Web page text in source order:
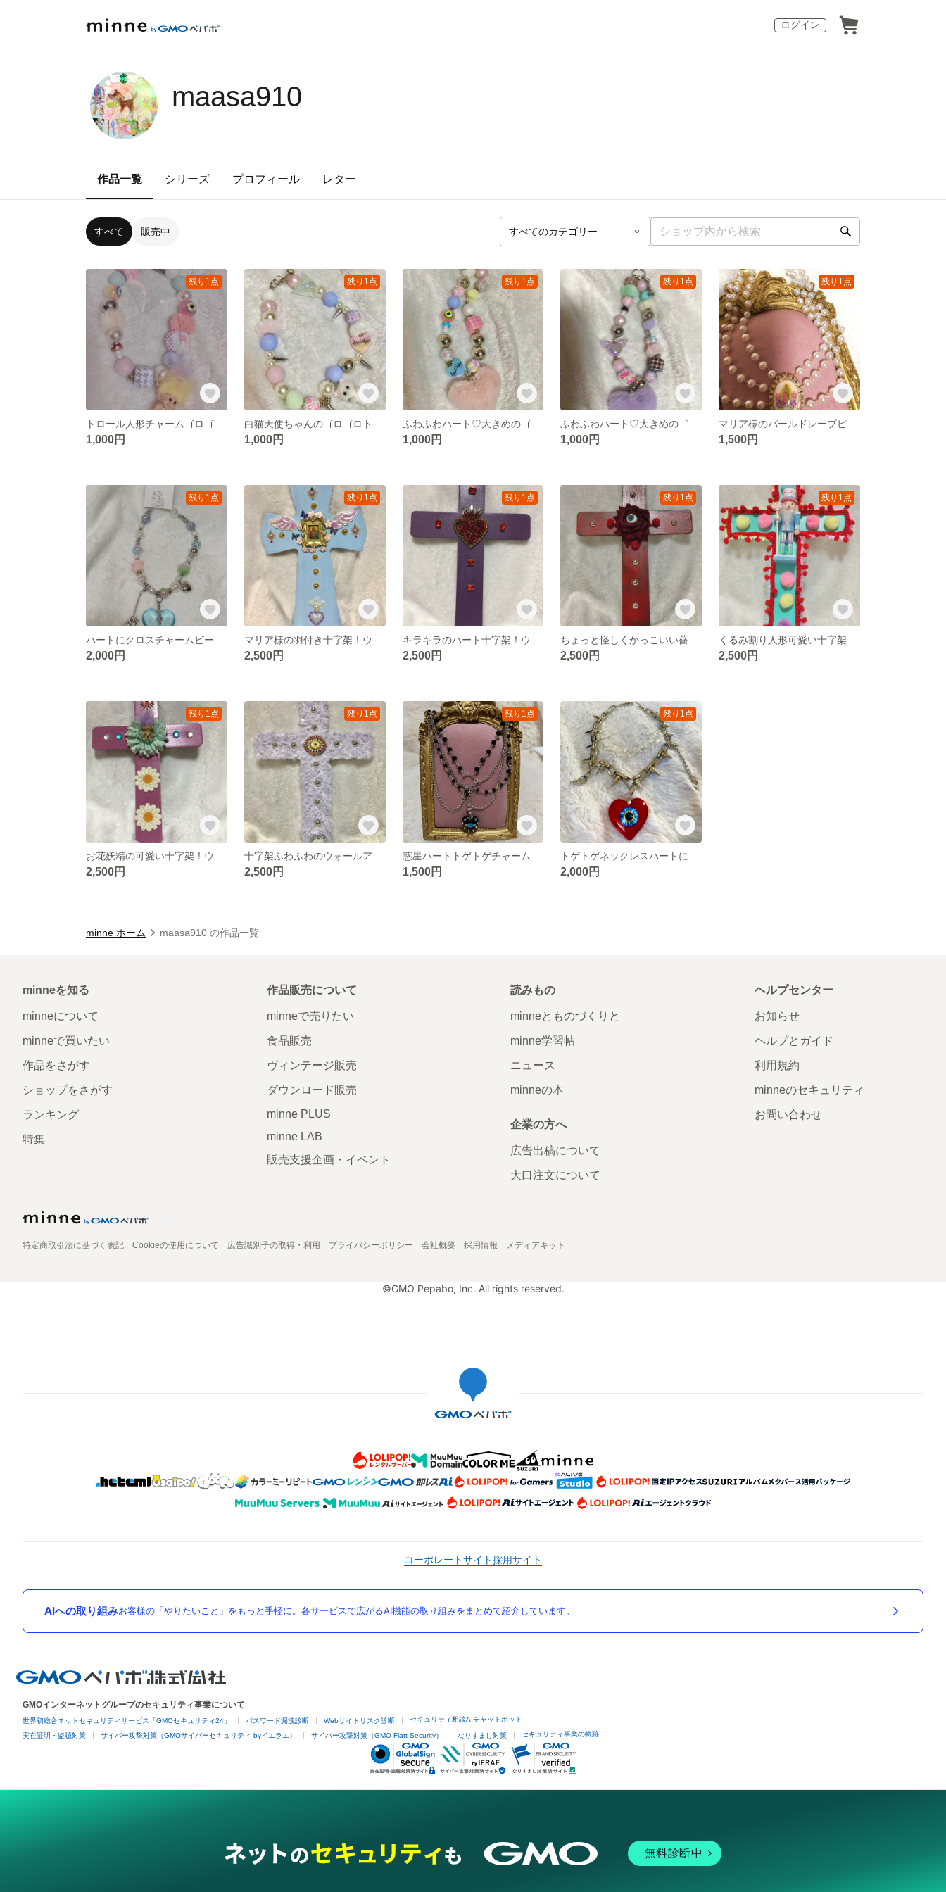
ログイン
maasa910
作品一覧 シリーズ プロフィール レター
すべて 販売中
残り1点
1,000円
残り1点
1,000円
残り1点
ふわふわハート♡大きめのゴロゴロビーズストラップ！
1,000円
残り1点
1,000円
残り1点
1,500円
残り1点
2,000円
残り1点
2,500円
残り1点
2,500円
残り1点
2,500円
残り1点
2,500円
残り1点
2,500円
残り1点
2,500円
残り1点
1,500円
残り1点
2,000円
minne ホーム maasa910 の作品一覧
minneを知る
minneについて
minneで買いたい
作品をさがす
ショップをさがす
ランキング
特集
作品販売について
minneで売りたい
食品販売
ヴィンテージ販売
ダウンロード販売
minne PLUS
minne LAB
販売支援企画・イベント
読みもの
minneとものづくりと
minne学習帖
ニュース
minneの本
企業の方へ
広告出稿について
大口注文について
ヘルプセンター
お知らせ
ヘルプとガイド
利用規約
minneのセキュリティ
お問い合わせ
特定商取引法に基づく表記 Cookieの使用について 広告識別子の取得・利用 プライバシーポリシー 会社概要 採用情報 メディアキット
©GMO Pepabo, Inc. All rights reserved.
コーポレートサイト採用サイト
AIへの取り組みお客様の「やりたいこと」をもっと手軽に。各サービスで広がるAI機能の取り組みをまとめて紹介しています。
GMOインターネットグループのセキュリティ事業について
世界初総合ネットセキュリティサービス「GMOセキュリティ24」 パスワード漏洩診断 Webサイトリスク診断 セキュリティ相談AIチャットボット
実在証明・盗聴対策 サイバー攻撃対策（GMOサイバーセキュリティ byイエラエ） サイバー攻撃対策（GMO Flatt Security） なりすまし対策 セキュリティ事業の軌跡
無料診断中